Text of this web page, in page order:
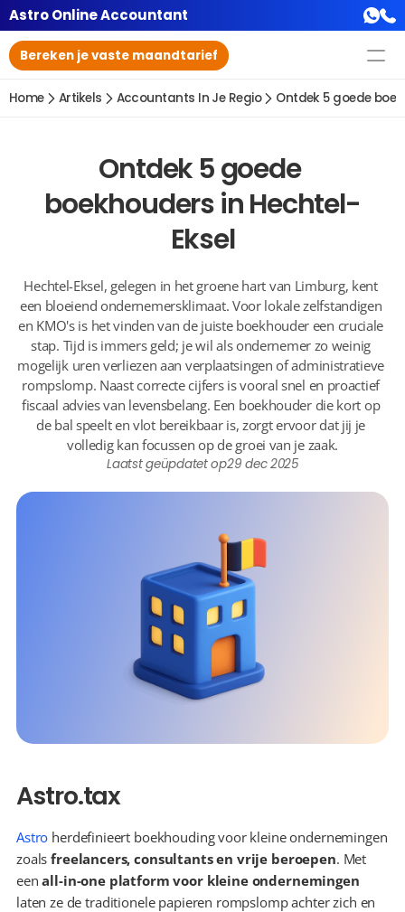
Astro Online Accountant
Bereken je vaste maandtarief
Home Artikels Accountants In Je Regio Ontdek 5 goede
Ontdek 5 goede
boekhouders in Hechtel-
Eksel
Hechtel-Eksel, gelegen in het groene hart van Limburg, kent
een bloeiend ondernemersklimaat. Voor lokale zelfstandigen
en KMO's is het vinden van de juiste boekhouder een cruciale
stap. Tijd is immers geld; je wil als ondernemer zo weinig
mogelijk uren verliezen aan verplaatsingen of administratieve
rompslomp. Naast correcte cijfers is vooral snel en proactief
fiscaal advies van levensbelang. Een boekhouder die kort op
de bal speelt en vlot bereikbaar is, zorgt ervoor dat jij je
volledig kan focussen op de groei van je zaak.
Laatst geüpdatet op29 dec 2025
Astro.tax
Astro herdefinieert boekhouding voor kleine ondernemingen
zoals freelancers, consultants en vrije beroepen. Met
een all-in-one platform voor kleine ondernemingen
laten ze de traditionele papieren rompslomp achter zich en